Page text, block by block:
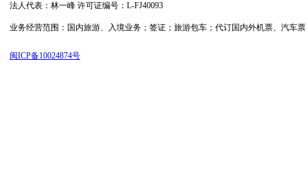
法人代表：林一峰 许可证编号：L-FJ40093
业务经营范围：国内旅游、入境业务；签证；旅游包车；代订国内外机票、汽
闽ICP备10024874号